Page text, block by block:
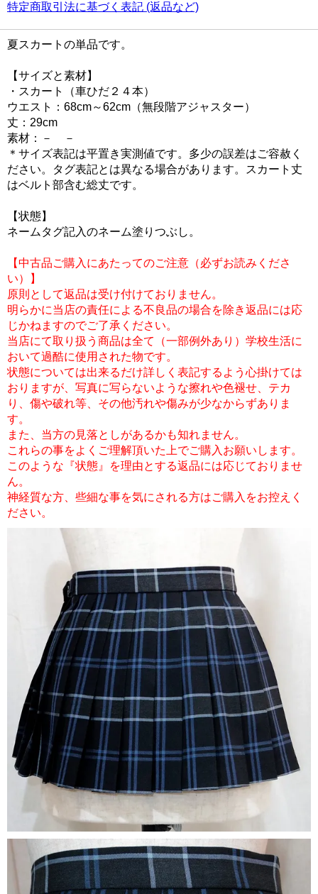
特定商取引法に基づく表記 (返品など)
夏スカートの単品です。
【サイズと素材】
・スカート（車ひだ２４本）
ウエスト：68cm～62cm（無段階アジャスター）
丈：29cm
素材：－ －
＊サイズ表記は平置き実測値です。多少の誤差はご容赦く
ださい。タグ表記とは異なる場合があります。スカート丈
はベルト部含む総丈です。
【状態】
ネームタグ記入のネーム塗りつぶし。
【中古品ご購入にあたってのご注意（必ずお読みくださ
い）】
原則として返品は受け付けておりません。
明らかに当店の責任による不良品の場合を除き返品には応
じかねますのでご了承ください。
当店にて取り扱う商品は全て（一部例外あり）学校生活に
おいて過酷に使用された物です。
状態については出来るだけ詳しく表記するよう心掛けては
おりますが、写真に写らないような擦れや色褪せ、テカ
り、傷や破れ等、その他汚れや傷みが少なからずありま
す。
また、当方の見落としがあるかも知れません。
これらの事をよくご理解頂いた上でご購入お願いします。
このような『状態』を理由とする返品には応じておりませ
ん。
神経質な方、些細な事を気にされる方はご購入をお控えく
ださい。